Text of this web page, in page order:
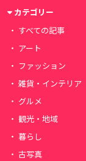
カテゴリー
すべての記事
アート
ファッション
雑貨・インテリア
グルメ
観光・地域
暮らし
古写真